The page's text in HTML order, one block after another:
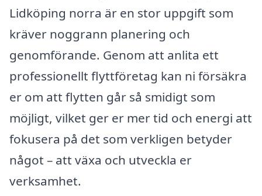
Lidköping norra är en stor uppgift som
kräver noggrann planering och
genomförande. Genom att anlita ett
professionellt flyttföretag kan ni försäkra
er om att flytten går så smidigt som
möjligt, vilket ger er mer tid och energi att
fokusera på det som verkligen betyder
något – att växa och utveckla er
verksamhet.